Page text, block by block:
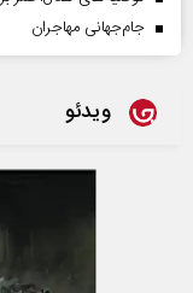
جام‌جهانی مهاجران
ویدئو